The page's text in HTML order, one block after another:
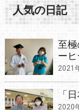
人気の日記
至
ーヒ
2021
「
2020